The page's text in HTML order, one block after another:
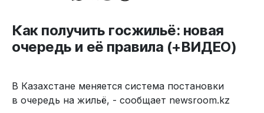
Как получить госжильё: новая
очередь и её правила (+ВИДЕО)
В Казахстане меняется система постановки
в очередь на жильё, - сообщает newsroom.kz